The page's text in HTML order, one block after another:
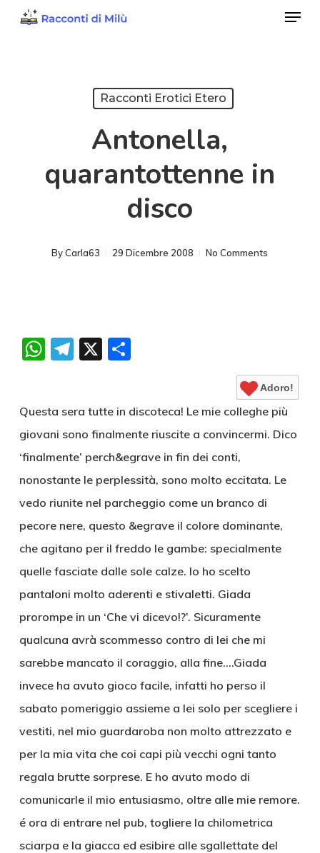
Menu
Racconti Erotici Etero
Antonella,
quarantottenne in
disco
By Carla63 29 Dicembre 2008 No Comments
WhatsApp
Telegram
X Condividi
Adoro!
Questa sera tutte in discoteca! Le mie colleghe più
giovani sono finalmente riuscite a convincermi. Dico
‘finalmente’ perch&egrave in fin dei conti,
nonostante le perplessità, sono molto eccitata. Le
vedo riunite nel parcheggio come un branco di
pecore nere, questo &egrave il colore dominante,
che agitano per il freddo le gambe: specialmente
quelle fasciate dalle sole calze. Io ho scelto
pantaloni molto aderenti e stivaletti. Giada
prorompe in un ‘Che vi dicevo!?’. Sicuramente
qualcuna avrà scommesso contro di lei che mi
sarebbe mancato il coraggio, alla fine….Giada
invece ha avuto gioco facile, infatti ho perso il
sabato pomeriggio assieme a lei solo per scegliere i
vestiti, nel mio guardaroba non molto attrezzato e
per la mia vita che coi capi più vecchi ogni tanto
regala brutte sorprese. E ho avuto modo di
comunicarle il mio entusiasmo, oltre alle mie remore.
é ora di entrare nel pub, togliere la chilometrica
sciarpa e la giacca ed esibire alle sgallettate del